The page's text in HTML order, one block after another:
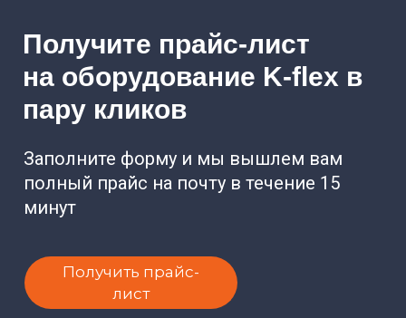
Получить прайс-
лист
Заполните форму и мы вышлем вам
полный прайс на почту в течение 15
минут
Получите прайс-лист
на оборудование K-flex в
пару кликов